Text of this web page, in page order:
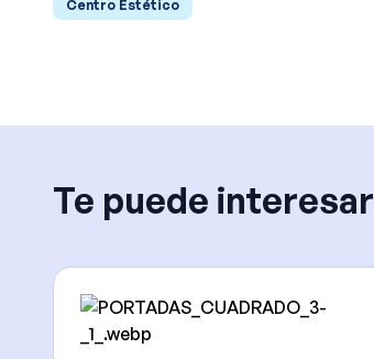
Centro Estético
Te puede interesar